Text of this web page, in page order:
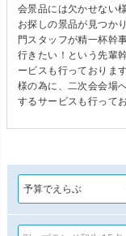
会景品には欠かせない
お探しの景品が見つか
門スタッフが精一杯幹
行きたい！という先輩
ービスも行っておりま
様の為に、二次会会場
するサービスも行って